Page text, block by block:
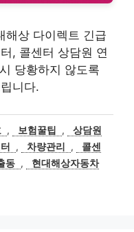
상 다이렉트 긴급
, 콜센터 상담원 연
당황하지 않도록
니다.
, 보험꿀팁 ,
상담원
, 차량관리 ,
콜센
동 ,
현대해상자동차